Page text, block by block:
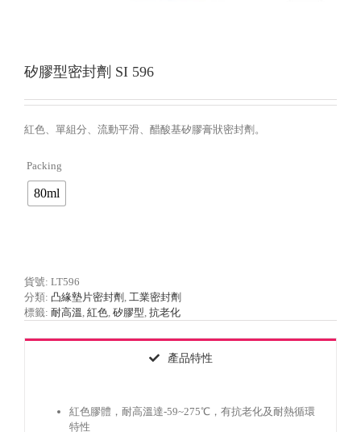
矽膠型密封劑 SI 596
紅色、單組分、流動平滑、醋酸基矽膠膏狀密封劑。
Packing
80ml
貨號: LT596
分類: 凸緣墊片密封劑 , 工業密封劑
標籤: 耐高溫, 紅色, 矽膠型, 抗老化
產品特性
紅色膠體，耐高溫達-59~275℃，有抗老化及耐熱循環
特性